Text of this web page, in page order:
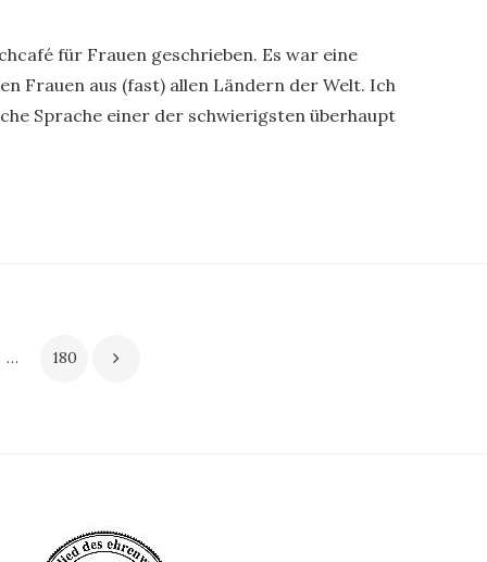
für Frauen geschrieben. Es war eine
Frauen aus (fast) allen Ländern der Welt. Ich
Sprache einer der schwierigsten überhaupt
… 180